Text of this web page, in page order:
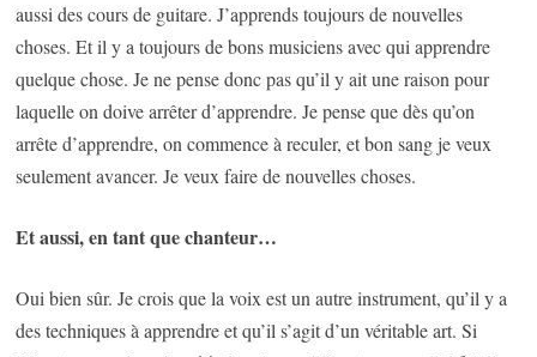
aussi des cours de guitare. J’apprends toujours de nouvelles
choses. Et il y a toujours de bons musiciens avec qui apprendre
quelque chose. Je ne pense donc pas qu’il y ait une raison pour
laquelle on doive arrêter d’apprendre. Je pense que dès qu’on
arrête d’apprendre, on commence à reculer, et bon sang je veux
seulement avancer. Je veux faire de nouvelles choses.
Et aussi, en tant que chanteur…
Oui bien sûr. Je crois que la voix est un autre instrument, qu’il y a
des techniques à apprendre et qu’il s’agit d’un véritable art. Si